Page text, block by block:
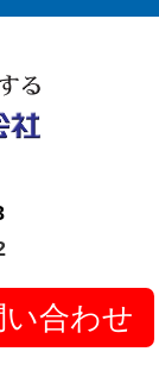
い合わせ